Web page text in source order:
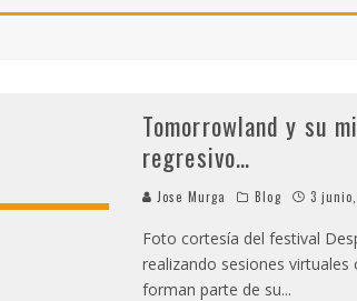
Tomorrowland y su
regresivo…
Jose Murga Blog 3
Foto cortesía del festival
realizando sesiones
forman parte de su...